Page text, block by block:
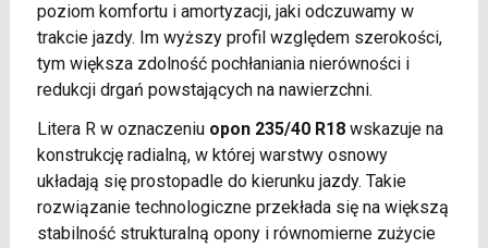
poziom komfortu i amortyzacji, jaki odczuwamy w
trakcie jazdy. Im wyższy profil względem szerokości,
tym większa zdolność pochłaniania nierówności i
redukcji drgań powstających na nawierzchni.
Litera R w oznaczeniu opon 235/40 R18wskazuje na
konstrukcję radialną, w której warstwy osnowy
układają się prostopadle do kierunku jazdy. Takie
rozwiązanie technologiczne przekłada się na większą
stabilność strukturalną opony i równomierne zużycie